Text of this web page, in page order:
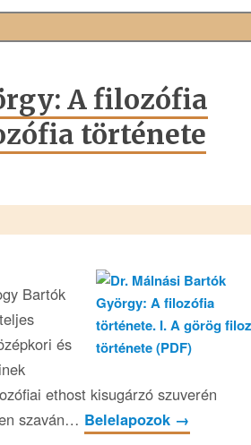
A filozófia
története
Bartók
és
ethost kisugárzó szuverén
szaván… Belelapozok →